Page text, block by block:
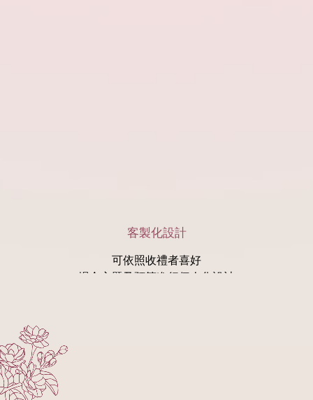
客製化設計
可依照收禮者喜好
場合主題及預算進行個人化設計